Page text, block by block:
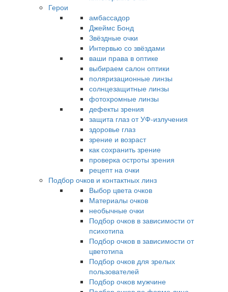
Герои
амбассадор
Джеймс Бонд
Звёздные очки
Интервью со звёздами
ваши права в оптике
выбираем салон оптики
поляризационные линзы
солнцезащитные линзы
фотохромные линзы
дефекты зрения
защита глаз от УФ-излучения
здоровье глаз
зрение и возраст
как сохранить зрение
проверка остроты зрения
рецепт на очки
Подбор очков и контактных линз
Выбор цвета очков
Материалы очков
необычные очки
Подбор очков в зависимости от
психотипа
Подбор очков в зависимости от
цветотипа
Подбор очков для зрелых
пользователей
Подбор очков мужчине